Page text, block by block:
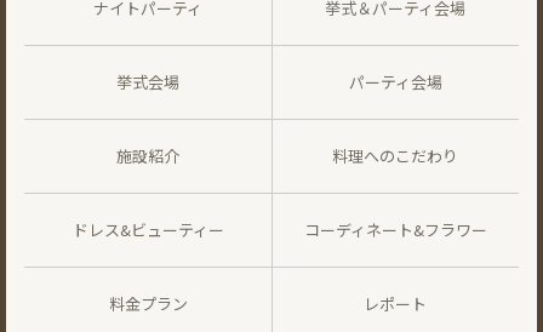
ナイトパーティ 挙式＆パーティ会場
挙式会場 パーティ会場
施設紹介 料理へのこだわり
ドレス&ビューティー コーディネート&フラワー
料金プラン レポート